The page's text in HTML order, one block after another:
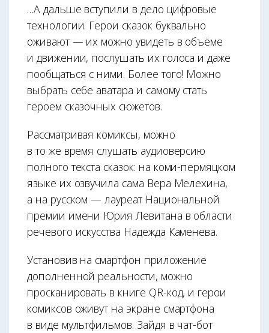
…А дальше вступили в дело цифровые
технологии. Герои сказок буквально
оживают — их можно увидеть в объёме
и движении, послушать их голоса и даже
пообщаться с ними. Более того! Можно
выбрать себе аватара и самому стать
героем сказочных сюжетов.
Рассматривая комиксы, можно
в то же время слушать аудиоверсию
полного текста сказок: на коми-пермяцком
языке их озвучила сама Вера Мелехина,
а на русском — лауреат Национальной
премии имени Юрия Левитана в области
речевого искусства Надежда Каменева.
Установив на смартфон приложение
дополненной реальности, можно
просканировать в книге QR-код, и герои
комиксов оживут на экране смартфона
в виде мультфильмов. Зайдя в чат-бот